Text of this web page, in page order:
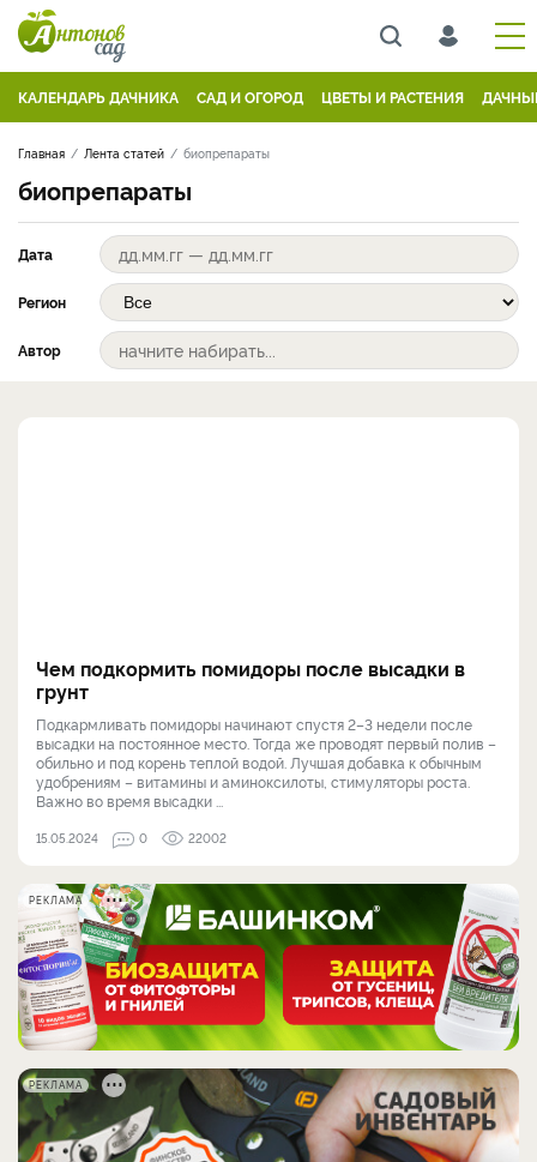
КАЛЕНДАРЬ ДАЧНИКА САД И ОГОРОД ЦВЕТЫ И РАСТЕНИЯ
Главная Лента статей биопрепараты
биопрепараты
Дата
Регион
Автор
Чем подкормить помидоры после высадки в
грунт
Подкармливать помидоры начинают спустя 2–3 недели после
высадки на постоянное место. Тогда же проводят первый полив –
обильно и под корень теплой водой. Лучшая добавка к обычным
удобрениям – витамины и аминоксилоты, стимуляторы роста.
Важно во время высадки ...
15.05.2024 0 22002
РЕКЛАМА
РЕКЛАМА